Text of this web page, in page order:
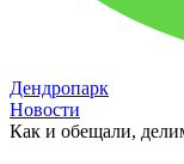
Дендропарк
Новости
Как и обещали,